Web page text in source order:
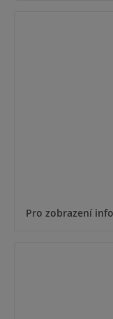
Pro zobrazení